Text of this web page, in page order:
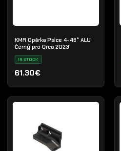
KMR Opěrka Palce 4-48° ALU
Černý pro Orca 2023
IN STOCK
61.30€